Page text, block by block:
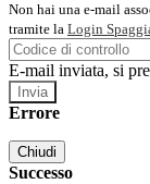
Non hai una e-mail
tramite la Login
E-mail inviata, si
Errore
Chiudi
Successo